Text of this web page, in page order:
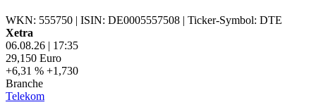
WKN: 555750 | ISIN: DE0005557508 | Ticker-Symbol: DTE
Xetra
06.08.26 | 17:35
29,150 Euro
+6,31 % +1,730
Branche
Telekom